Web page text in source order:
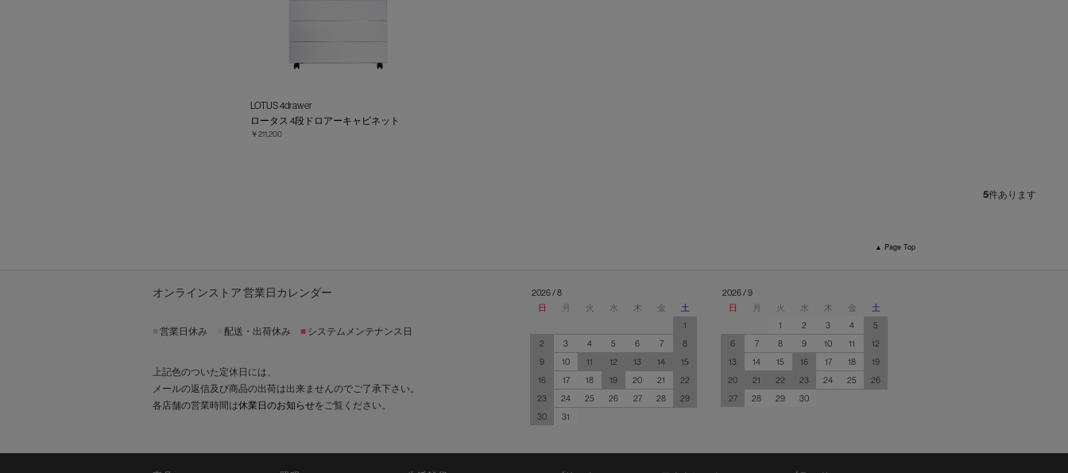
LOTUS 4drawer
ロータス 4段ドロアーキャビネット
￥211,200
5件あります
▲ Page Top
オンラインストア 営業日カレンダー
営業日休み 配送・出荷休み ■ システムメンテナンス日
上記色のついた定休日には、
メールの返信及び商品の出荷は出来ませんのでご了承下さい。
各店舗の営業時間は休業日のお知らせをご覧ください。
2026 / 8
日
月 火 水 木 金
土
1
2
3 4 5 6 7
8
9
10 11 12 13 14
15
16
17 18 19 20 21
22
23
24 25 26 27 28
29
30
31
2026 / 9
日
月 火 水 木 金
土
1
2 3 4
5
6
7 8 9 10 11
12
13
14 15 16 17 18
19
20
21 22 23 24 25
26
27
28 29 30